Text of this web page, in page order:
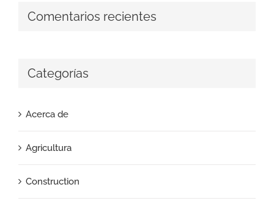
Comentarios recientes
Categorías
Acerca de
Agricultura
Construction